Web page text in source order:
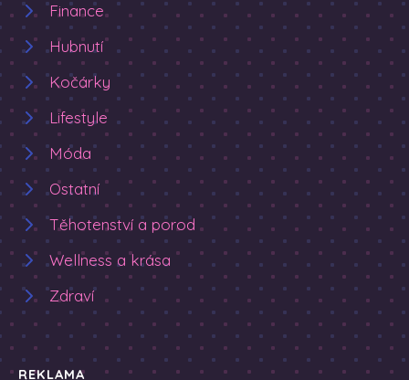
Finance
Hubnutí
Kočárky
Lifestyle
Móda
Ostatní
Těhotenství a porod
Wellness a krása
Zdraví
REKLAMA